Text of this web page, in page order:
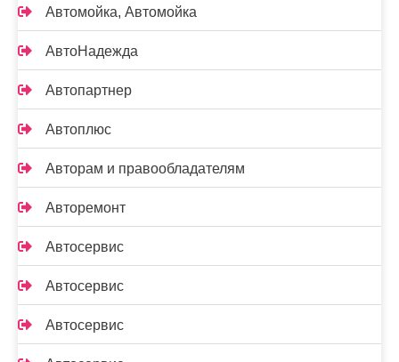
Автомойка, Автомойка
АвтоНадежда
Автопартнер
Автоплюс
Авторам и правообладателям
Авторемонт
Автосервис
Автосервис
Автосервис